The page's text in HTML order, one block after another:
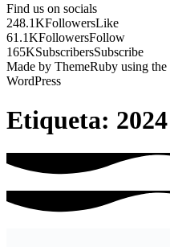
Find us on socials
248.1KFollowersLike
61.1KFollowersFollow
165KSubscribersSubscribe
Made by ThemeRuby using
WordPress
Etiqueta: 2024